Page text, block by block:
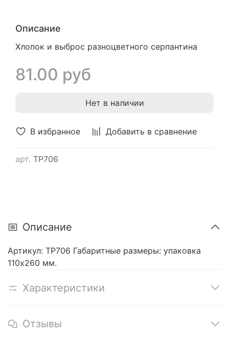
В избранное Добавить в сравнение
арт. ТР706
Описание
Хлопок и выброс разноцветного серпантина
81.00 руб
Нет в наличии
Описание
Артикул: ТР706 Габаритные размеры: упаковка
110х260 мм.
Характеристики
Отзывы